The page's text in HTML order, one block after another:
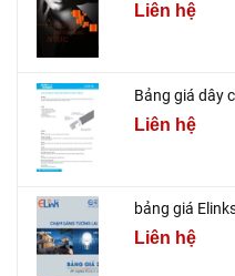
Liên hệ
Bảng giá dây
Liên hệ
bảng giá
Liên hệ